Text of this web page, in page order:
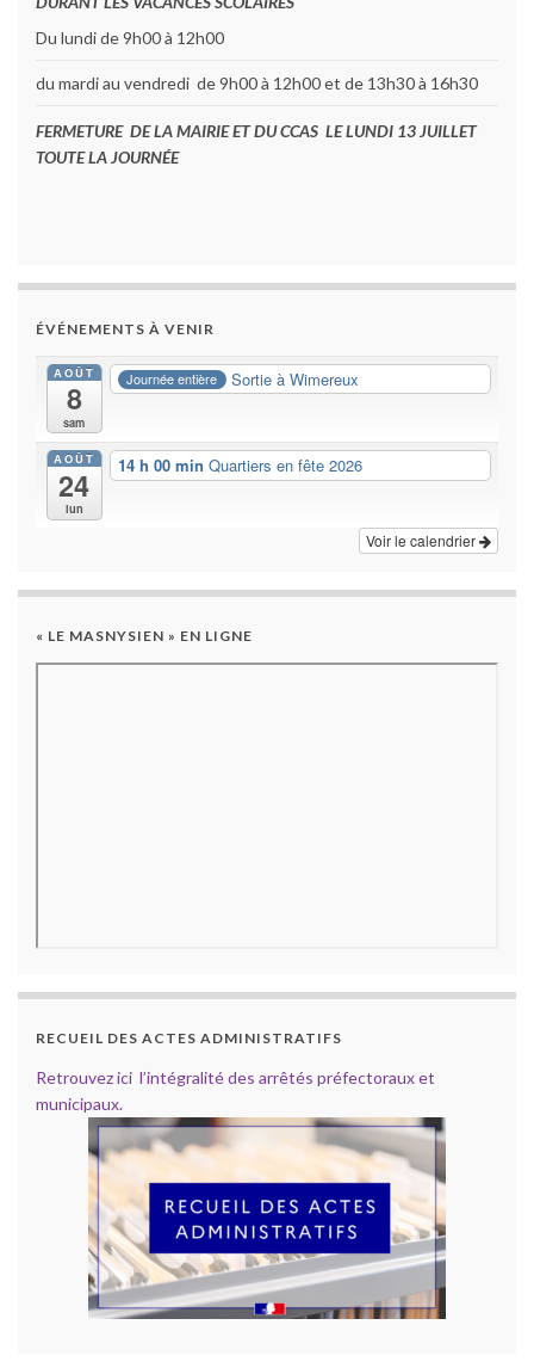
Du lundi de 9h00 à 12h00
du mardi au vendredi de 9h00 à 12h00 et de 13h30 à 16h30
FERMETURE DE LA MAIRIE ET DU CCAS LE LUNDI 13 JUILLET
TOUTE LA JOURNÉE
ÉVÉNEMENTS À VENIR
AOÛT
8
sam
Journée entière Sortie à Wimereux
AOÛT
24
lun
14 h 00 min Quartiers en fête 2026
Voir le calendrier
« LE MASNYSIEN » EN LIGNE
RECUEIL DES ACTES ADMINISTRATIFS
Retrouvez ici l’intégralité des arrêtés préfectoraux et
municipaux.